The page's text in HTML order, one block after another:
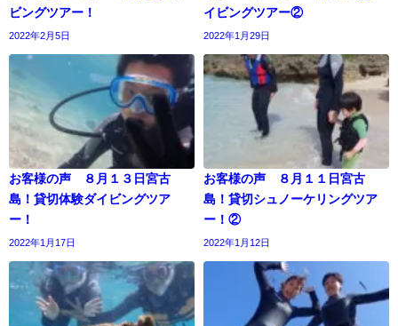
ビングツアー！
2022年2月5日
イビングツアー②
2022年1月29日
お客様の声 ８月１３日宮古
島！貸切体験ダイビングツア
ー！
2022年1月17日
お客様の声 ８月１１日宮古
島！貸切シュノーケリングツア
ー！②
2022年1月12日